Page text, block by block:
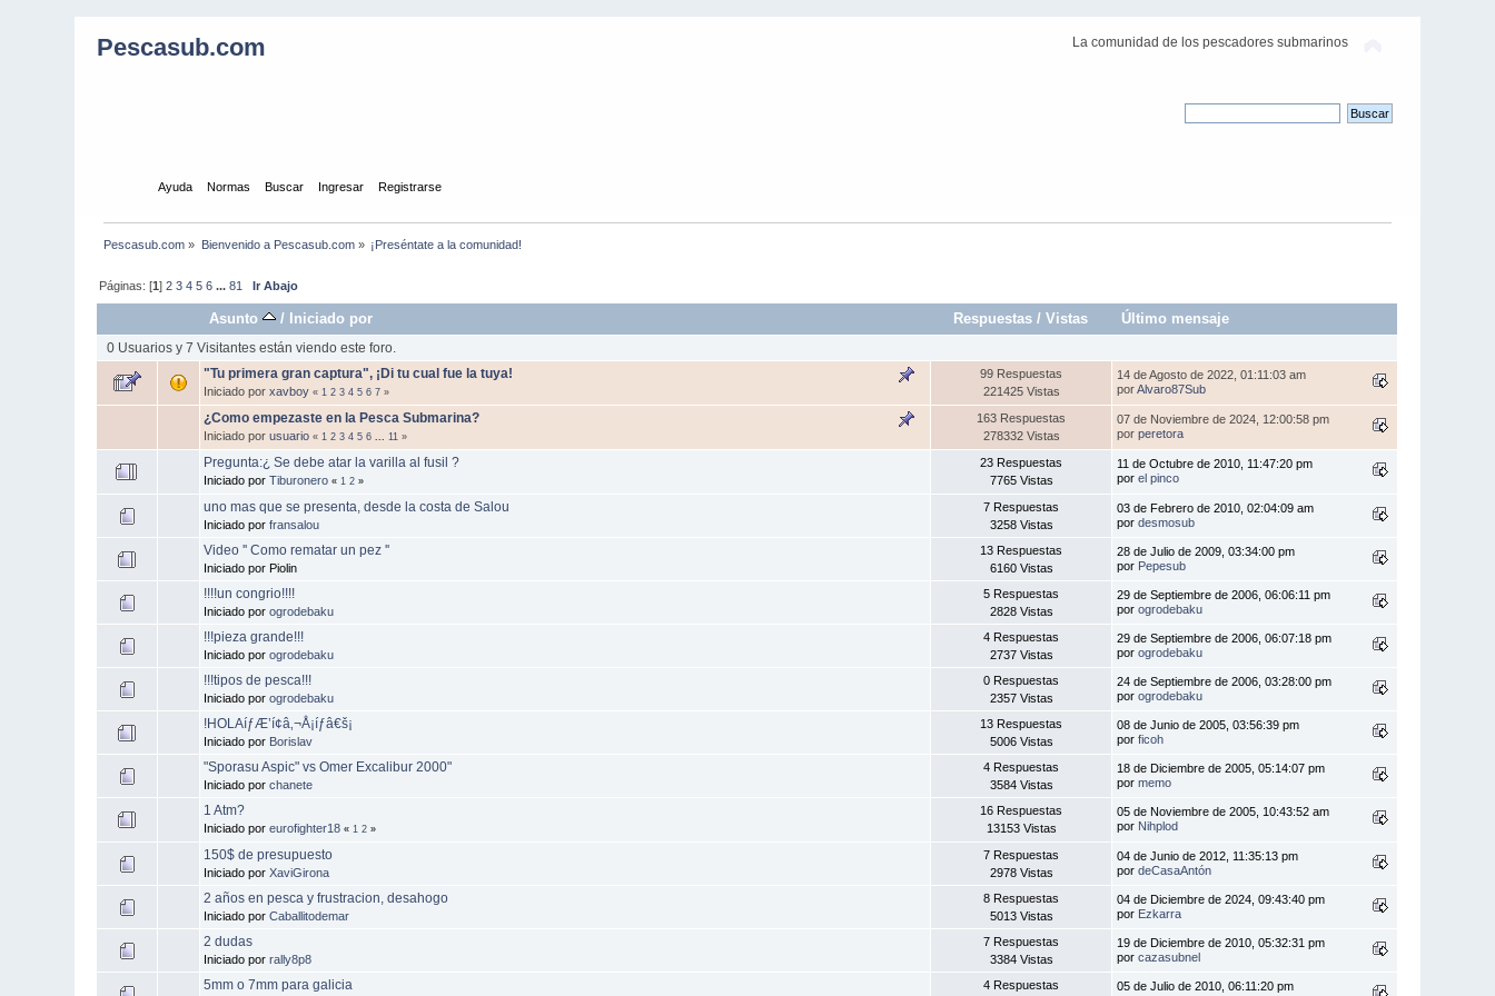
Pescasub.com La comunidad de los pescadores submarinos
Ayuda Normas Buscar Ingresar Registrarse
Pescasub.com » Bienvenido a Pescasub.com» ¡Preséntate a la comunidad!
Páginas: [1]2 3 4 5 6 ...81 Ir Abajo
Asunto / Iniciado por Respuestas /Vistas Último mensaje
0 Usuarios y 7 Visitantes están viendo este foro.
"Tu primera gran captura", ¡Di tu cual fue la tuya!
Iniciado porxavboy« 1 2 3 4 5 6 7 »
99 Respuestas
221425 Vistas
14 de Agosto de 2022, 01:11:03 am
porAlvaro87Sub
¿Como empezaste en la Pesca Submarina?
Iniciado porusuario « 1 2 3 4 5 6 11 »
163 Respuestas
278332 Vistas
07 de Noviembre de 2024, 12:00:58 pm
porperetora
Pregunta:¿ Se debe atar la varilla al fusil ?
Iniciado porTiburonero « 1 2 »
23 Respuestas
7765 Vistas
11 de Octubre de 2010, 11:47:20 pm
porel pinco
uno mas que se presenta, desde la costa de Salou
Iniciado porfransalou
7 Respuestas
3258 Vistas
03 de Febrero de 2010, 02:04:09 am
pordesmosub
Video '' Como rematar un pez ''
Iniciado por Piolin
13 Respuestas
6160 Vistas
28 de Julio de 2009, 03:34:00 pm
por Pepesub
!!!!un congrio!!!!
Iniciado porogrodebaku
5 Respuestas
2828 Vistas
29 de Septiembre de 2006, 06:06:11 pm
porogrodebaku
!!!pieza grande!!!
Iniciado porogrodebaku
4 Respuestas
2737 Vistas
29 de Septiembre de 2006, 06:07:18 pm
porogrodebaku
!!!tipos de pesca!!!
Iniciado porogrodebaku
0 Respuestas
2357 Vistas
24 de Septiembre de 2006, 03:28:00 pm
porogrodebaku
!HOLAíƒÆ’í¢â‚¬Å¡íƒâ€š¡
Iniciado por Borislav
13 Respuestas
5006 Vistas
08 de Junio de 2005, 03:56:39 pm
porficoh
"Sporasu Aspic" vs Omer Excalibur 2000"
Iniciado porchanete
4 Respuestas
3584 Vistas
18 de Diciembre de 2005, 05:14:07 pm
pormemo
1 Atm?
Iniciado poreurofighter18 « 1 2 »
16 Respuestas
13153 Vistas
05 de Noviembre de 2005, 10:43:52 am
por Nihplod
150$ de presupuesto
Iniciado porXaviGirona
7 Respuestas
2978 Vistas
04 de Junio de 2012, 11:35:13 pm
pordeCasaAntón
2 años en pesca y frustracion, desahogo
Iniciado porCaballitodemar
8 Respuestas
5013 Vistas
04 de Diciembre de 2024, 09:43:40 pm
por Ezkarra
2 dudas
Iniciado porrally8p8
7 Respuestas
3384 Vistas
19 de Diciembre de 2010, 05:32:31 pm
porcazasubnel
5mm o 7mm para galicia
4 Respuestas
05 de Julio de 2010, 06:11:20 pm